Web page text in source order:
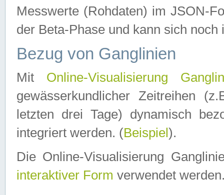
Messwerte (Rohdaten) im JSON-
der Beta-Phase und kann sich noch
Bezug von Ganglinien
Mit Online-Visualisierung
gewässerkundlicher Zeitreihen
letzten drei Tage) dynamisch
integriert werden. (Beispiel ).
Die Online-Visualisierung
interaktiver Form verwendet